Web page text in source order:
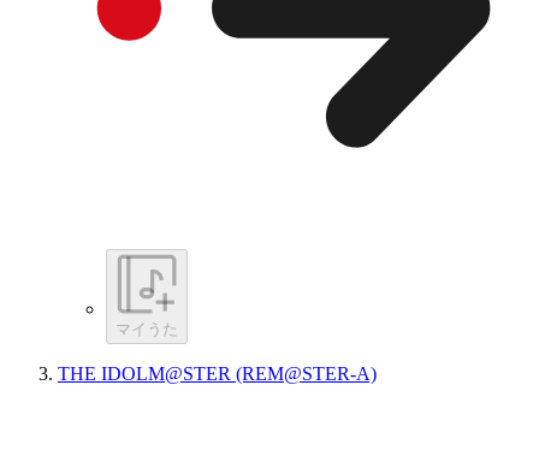
マイうた
THE IDOLM@STER (REM@STER-A)